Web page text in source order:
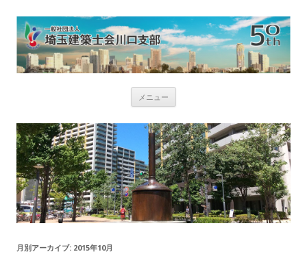
メニュー
ン
ツ
へ
ス
キ
ッ
プ
月別アーカイブ: 2015年10月